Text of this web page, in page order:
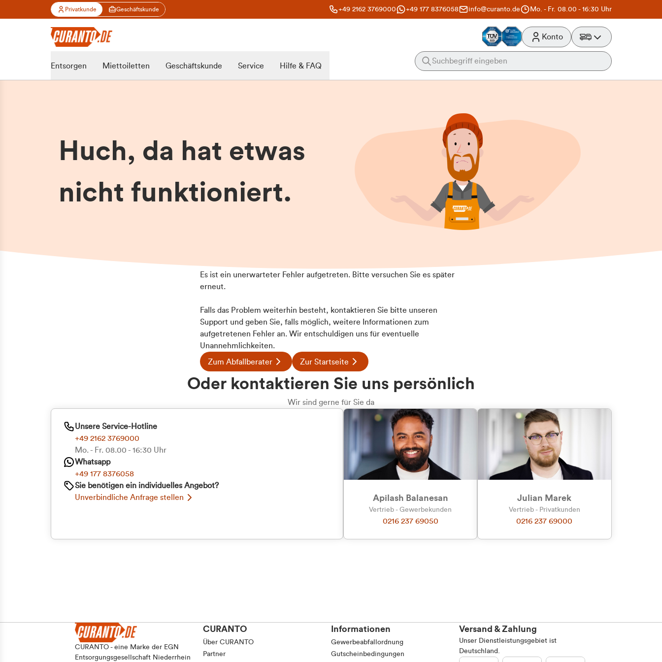
Privatkunde Geschäftskunde +49 2162 3769000 +49 177 8376058 info@curanto.de Mo. - Fr. 08.00 - 16:30 Uhr
Zu welcher
Kundengruppe
Konto
Entsorgen Miettoiletten Geschäftskunde Service Hilfe & FAQ
Huch, da hat etwas
nicht funktioniert.
Es ist ein unerwarteter Fehler aufgetreten. Bitte versuchen Sie es später
erneut.
Falls das Problem weiterhin besteht, kontaktieren Sie bitte unseren
Support und geben Sie, falls möglich, weitere Informationen zum
aufgetretenen Fehler an. Wir entschuldigen uns für eventuelle
Unannehmlichkeiten.
Zum Abfallberater Zur Startseite
Oder kontaktieren Sie uns persönlich
Wir sind gerne für Sie da
Unsere Service-Hotline
+49 2162 3769000
Mo. - Fr. 08.00 - 16:30 Uhr
Whatsapp
+49 177 8376058
Sie benötigen ein individuelles Angebot?
Unverbindliche Anfrage stellen
Apilash Balanesan
Vertrieb - Gewerbekunden
0216 237 69050
Julian Marek
Vertrieb - Privatkunden
0216 237 69000
CURANTO - eine Marke der EGN
Entsorgungsgesellschaft Niederrhein
CURANTO
Über CURANTO
Partner
Informationen
Gewerbeabfallordnung
Gutscheinbedingungen
Versand & Zahlung
Unser Dienstleistungsgebiet ist
Deutschland.